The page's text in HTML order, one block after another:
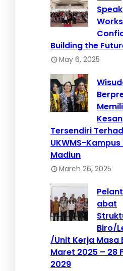
Building the
May 6, 2025
Kesan
Tersendiri
UKWMS-
Madiun
March 26, 2025
abat
Biro/
/Unit Kerja Masa
Maret 2025 – 28
2029